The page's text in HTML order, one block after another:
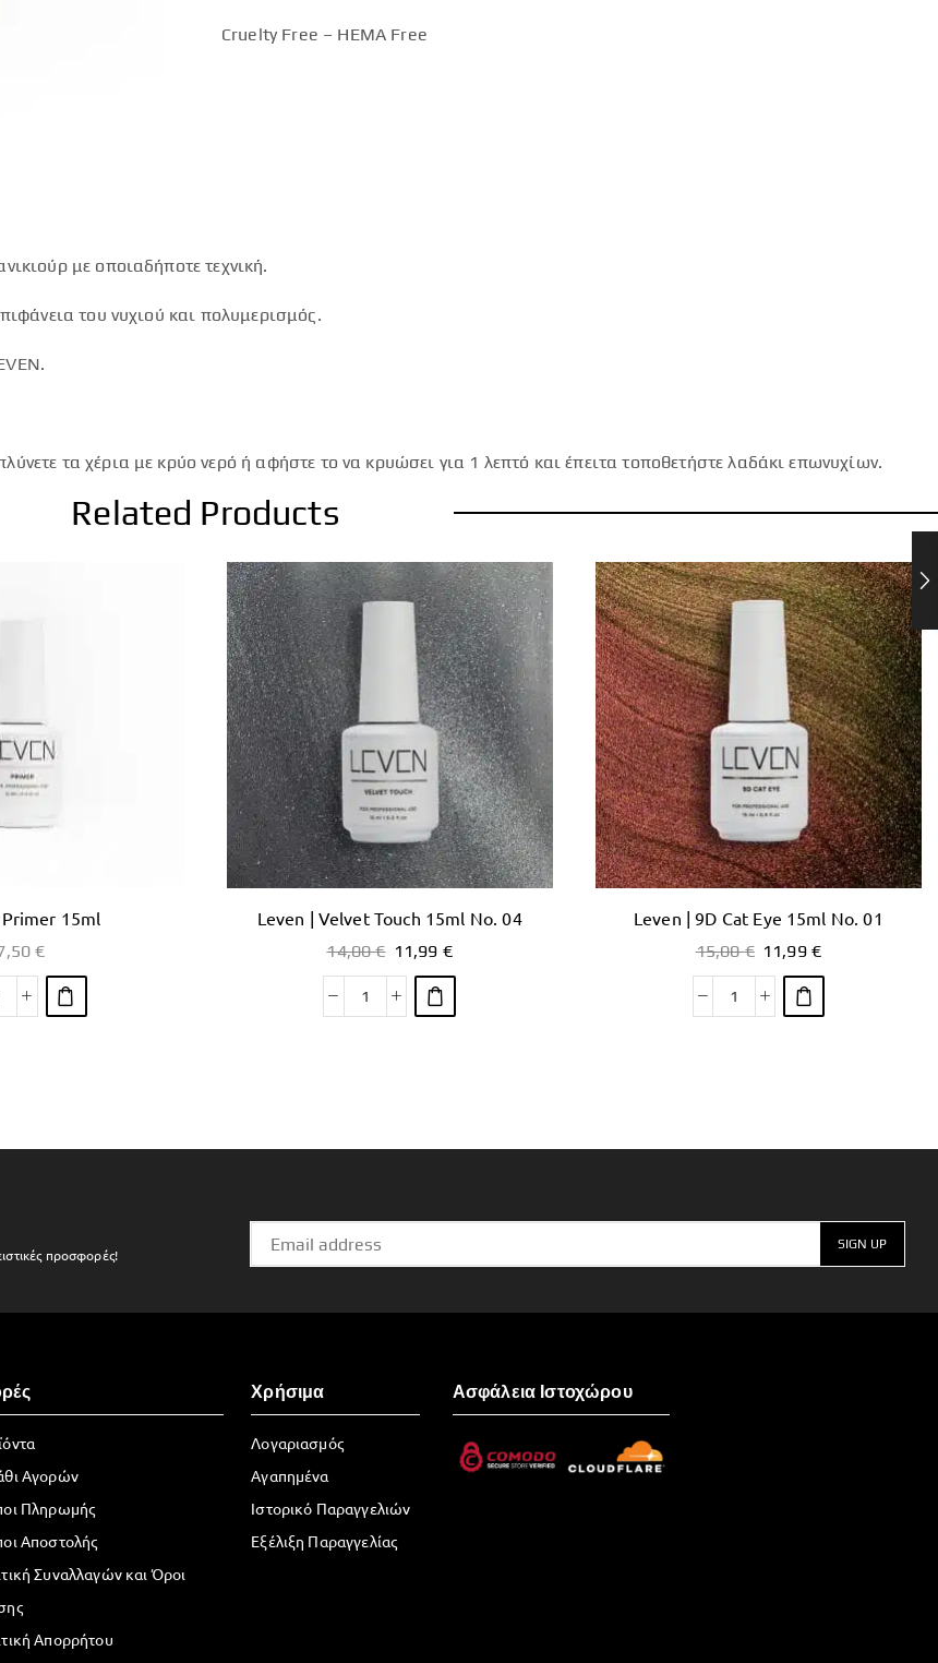
Cruelty Free – HEMA Free
με οποιαδήποτε τεχνική.
του νυχιού και πολυμερισμός.
τα χέρια με κρύο νερό ή αφήστε το να κρυώσει για 1 λεπτό και έπειτα τοποθετήστε λαδάκι επωνυχίων.
Related Products
15ml
€
Leven | Velvet Touch 15ml No. 04
14,00€ 11,99 €
Leven | 9D Cat Eye 15ml No. 01
15,00€ 11,99 €
προσφορές!
Αγορών
Πληρωμής
Αποστολής
Συναλλαγών και Όροι
Απορρήτου
Χρήσιμα
Λογαριασμός
Αγαπημένα
Ιστορικό Παραγγελιών
Εξέλιξη Παραγγελίας
Ασφάλεια Ιστοχώρου